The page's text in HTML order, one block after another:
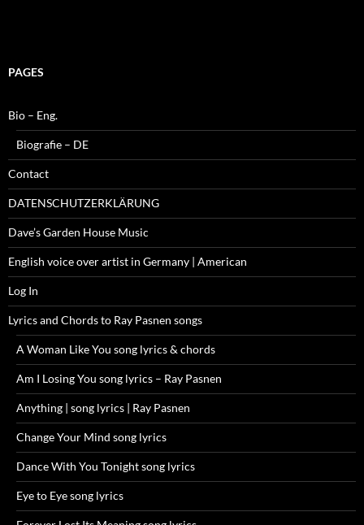
PAGES
Bio – Eng.
Biografie – DE
Contact
DATENSCHUTZERKLÄRUNG
Dave’s Garden House Music
English voice over artist in Germany | American
Log In
Lyrics and Chords to Ray Pasnen songs
A Woman Like You song lyrics & chords
Am I Losing You song lyrics – Ray Pasnen
Anything | song lyrics | Ray Pasnen
Change Your Mind song lyrics
Dance With You Tonight song lyrics
Eye to Eye song lyrics